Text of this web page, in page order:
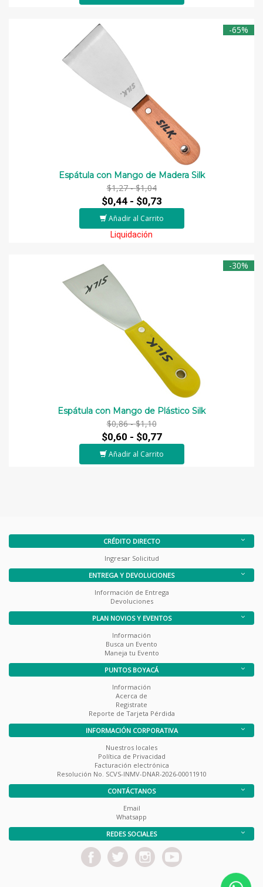
-65%
Espátula con Mango de Madera Silk
$1,27 -$1,04
$0,44 - $0,73
Añadir al Carrito
Liquidación
-30%
Espátula con Mango de Plástico Silk
$0,86 -$1,10
$0,60 - $0,77
Añadir al Carrito
CRÉDITO DIRECTO
Ingresar Solicitud
ENTREGA Y DEVOLUCIONES
Información de Entrega
Devoluciones
PLAN NOVIOS Y EVENTOS
Información
Busca un Evento
Maneja tu Evento
PUNTOS BOYACÁ
Información
Acerca de
Registrate
Reporte de Tarjeta Pérdida
INFORMACIÓN CORPORATIVA
Nuestros locales
Política de Privacidad
Facturación electrónica
Resolución No. SCVS-INMV-DNAR-2026-00011910
CONTÁCTANOS
Email
Whatsapp
REDES SOCIALES